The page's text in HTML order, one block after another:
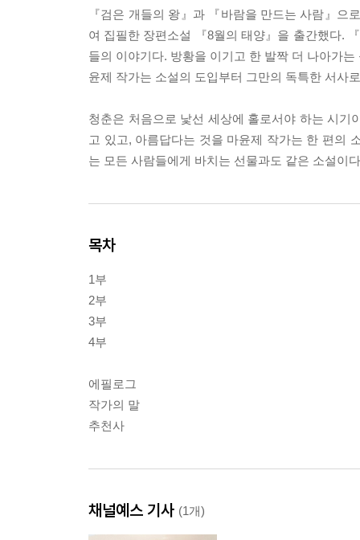
『검은 개들의 왕』과 『바람을 만드는 사람』
여 집필한 장편소설 『8월의 태양』을 출간했다.
들의 이야기다. 방황을 이기고 한 발짝 더 나아가
윤제 작가는 소설의 도입부터 그만의 독특한 서사
청춘은 처음으로 낯선 세상에 홀로서야 하는 시
고 있고, 아름답다는 것을 마윤제 작가는 한 편의
는 모든 사람들에게 바치는 선물과도 같은 소설이
목차
1부
2부
3부
4부
에필로그
작가의 말
추천사
채널예스 기사 (1개)